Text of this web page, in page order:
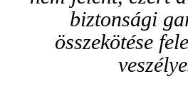
biztonsági
összekötése